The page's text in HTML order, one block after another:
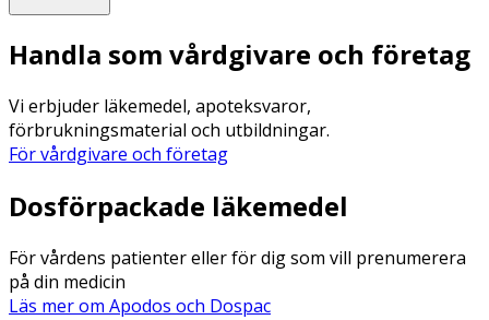
Handla som vårdgivare och företag
Vi erbjuder läkemedel, apoteksvaror,
förbrukningsmaterial och utbildningar.
För vårdgivare och företag
Dosförpackade läkemedel
För vårdens patienter eller för dig som vill prenumerera
på din medicin
Läs mer om Apodos och Dospac